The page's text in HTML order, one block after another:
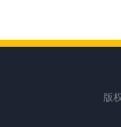
版